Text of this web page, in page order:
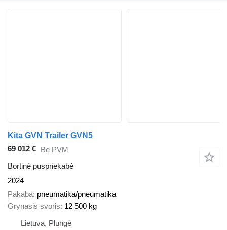
Kita GVN Trailer GVN5
69 012 € Be PVM
Bortinė puspriekabė
2024
Pakaba pneumatika/pneumatika
Grynasis svoris 12 500 kg
Lietuva, Plungė